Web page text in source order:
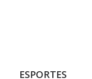
ESPORTES